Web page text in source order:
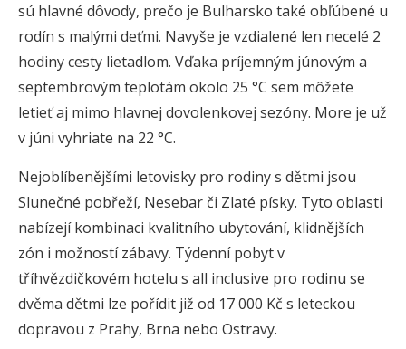
sú hlavné dôvody, prečo je Bulharsko také obľúbené u
rodín s malými deťmi. Navyše je vzdialené len necelé 2
hodiny cesty lietadlom. Vďaka príjemným júnovým a
septembrovým teplotám okolo 25 °C sem môžete
letieť aj mimo hlavnej dovolenkovej sezóny. More je už
v júni vyhriate na 22 °C.
Nejoblíbenějšími letovisky pro rodiny s dětmi jsou
Slunečné pobřeží, Nesebar či Zlaté písky. Tyto oblasti
nabízejí kombinaci kvalitního ubytování, klidnějších
zón i možností zábavy. Týdenní pobyt v
tříhvězdičkovém hotelu s all inclusive pro rodinu se
dvěma dětmi lze pořídit již od 17 000 Kč s leteckou
dopravou z Prahy, Brna nebo Ostravy.